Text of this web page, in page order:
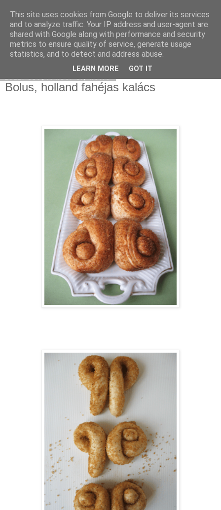
Moha Konyha
Bolus, holland fahéjas kalács
This site uses cookies from Google to deliver its services
and to analyze traffic. Your IP address and user-agent are
shared with Google along with performance and security
metrics to ensure quality of service, generate usage
statistics, and to detect and address abuse.
LEARN MORE GOT IT